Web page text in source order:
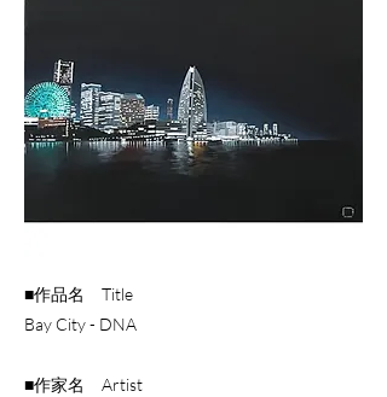
■作品名 Title
Bay City - DNA
■作家名 Artist